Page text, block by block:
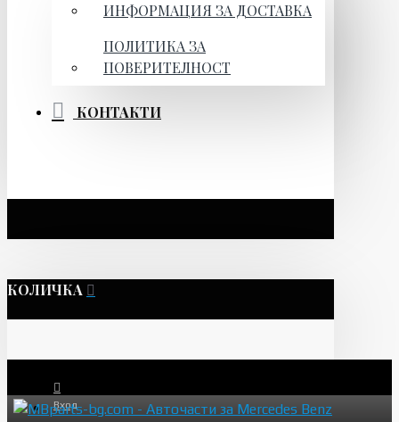
ИНФОРМАЦИЯ ЗА ДОСТАВКА
ПОЛИТИКА ЗА
ПОВЕРИТЕЛНОСТ
КОНТАКТИ
КОЛИЧКА
Вход